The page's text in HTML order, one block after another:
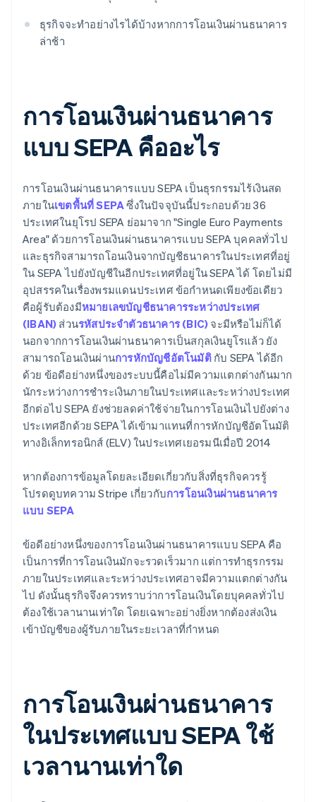
ธุรกิจจะทำอย่างไรได้บ้างหากการโอนเงินผ่านธนาคาร
ล่าช้า
การโอนเงินผ่านธนาคาร
แบบ SEPA คืออะไร
การโอนเงินผ่านธนาคารแบบ SEPA เป็นธุรกรรมไร้เงินสด
ภายในเขตพื้นที่ SEPAซึ่งในปัจจุบันนี้ประกอบด้วย 36
ประเทศในยุโรป SEPA ย่อมาจาก "Single Euro Payments
Area" ด้วยการโอนเงินผ่านธนาคารแบบ SEPA บุคคลทั่วไป
และธุรกิจสามารถโอนเงินจากบัญชีธนาคารในประเทศที่อยู่
ใน SEPA ไปยังบัญชีในอีกประเทศที่อยู่ใน SEPA ได้ โดยไม่มี
อุปสรรคในเรื่องพรมแดนประเทศ ข้อกำหนดเพียงข้อเดียว
คือผู้รับต้องมีหมายเลขบัญชีธนาคารระหว่างประเทศ
(IBAN) ส่วนรหัสประจำตัวธนาคาร (BIC) จะมีหรือไม่ก็ได้
นอกจากการโอนเงินผ่านธนาคารเป็นสกุลเงินยูโรแล้ว ยัง
สามารถโอนเงินผ่านการหักบัญชีอัตโนมัติกับ SEPA ได้อีก
ด้วย ข้อดีอย่างหนึ่งของระบบนี้คือไม่มีความแตกต่างกันมาก
นักระหว่างการชำระเงินภายในประเทศและระหว่างประเทศ
อีกต่อไป SEPA ยังช่วยลดค่าใช้จ่ายในการโอนเงินไปยังต่าง
ประเทศอีกด้วย SEPA ได้เข้ามาแทนที่การหักบัญชีอัตโนมัติ
ทางอิเล็กทรอนิกส์ (ELV) ในประเทศเยอรมนีเมื่อปี 2014
หากต้องการข้อมูลโดยละเอียดเกี่ยวกับสิ่งที่ธุรกิจควรรู้
โปรดดูบทความ Stripe เกี่ยวกับการโอนเงินผ่านธนาคาร
แบบ SEPA
ข้อดีอย่างหนึ่งของการโอนเงินผ่านธนาคารแบบ SEPA คือ
เป็นการที่การโอนเงินมักจะรวดเร็วมาก แต่การทำธุรกรรม
ภายในประเทศและระหว่างประเทศอาจมีความแตกต่างกัน
ไป ดังนั้นธุรกิจจึงควรทราบว่าการโอนเงินโดยบุคคลทั่วไป
ต้องใช้เวลานานเท่าใด โดยเฉพาะอย่างยิ่งหากต้องส่งเงิน
เข้าบัญชีของผู้รับภายในระยะเวลาที่กำหนด
การโอนเงินผ่านธนาคาร
ในประเทศแบบ SEPA ใช้
เวลานานเท่าใด